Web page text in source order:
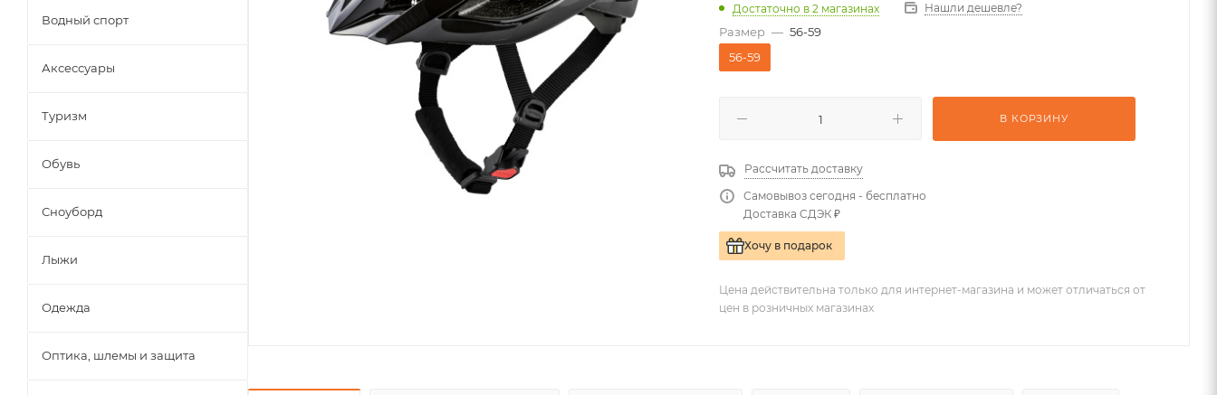
Достаточно в 2 магазинах Нашли дешевле?
Размер — 56-59
56-59
В КОРЗИНУ
Рассчитать доставку
Самовывоз сегодня - бесплатно
Доставка СДЭК ₽
Хочу в подарок
Цена действительна только для интернет-магазина и может отличаться от
цен в розничных магазинах
Водный спорт
Аксессуары
Туризм
Обувь
Сноуборд
Лыжи
Одежда
Оптика, шлемы и защита